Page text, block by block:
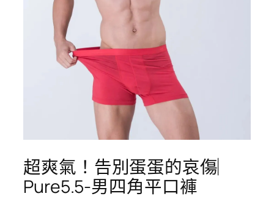
超爽氣！告別蛋蛋的哀傷︳
Pure5.5-男四角平口褲